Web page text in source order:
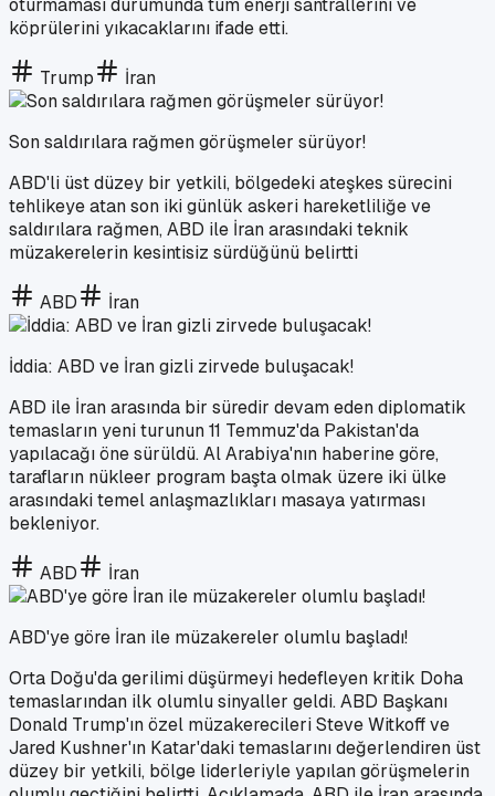
oturmaması durumunda tüm enerji santrallerini ve
köprülerini yıkacaklarını ifade etti.
Trump İran
Son saldırılara rağmen görüşmeler sürüyor!
ABD'li üst düzey bir yetkili, bölgedeki ateşkes sürecini
tehlikeye atan son iki günlük askeri hareketliliğe ve
saldırılara rağmen, ABD ile İran arasındaki teknik
müzakerelerin kesintisiz sürdüğünü belirtti
ABD İran
İddia: ABD ve İran gizli zirvede buluşacak!
ABD ile İran arasında bir süredir devam eden diplomatik
temasların yeni turunun 11 Temmuz'da Pakistan'da
yapılacağı öne sürüldü. Al Arabiya'nın haberine göre,
tarafların nükleer program başta olmak üzere iki ülke
arasındaki temel anlaşmazlıkları masaya yatırması
bekleniyor.
ABD İran
ABD'ye göre İran ile müzakereler olumlu başladı!
Orta Doğu'da gerilimi düşürmeyi hedefleyen kritik Doha
temaslarından ilk olumlu sinyaller geldi. ABD Başkanı
Donald Trump'ın özel müzakerecileri Steve Witkoff ve
Jared Kushner'ın Katar'daki temaslarını değerlendiren üst
düzey bir yetkili, bölge liderleriyle yapılan görüşmelerin